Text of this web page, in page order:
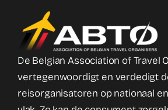
De Belgian Association of Travel
vertegenwoordigt en verdedigt
reisorganisatoren op nationaal